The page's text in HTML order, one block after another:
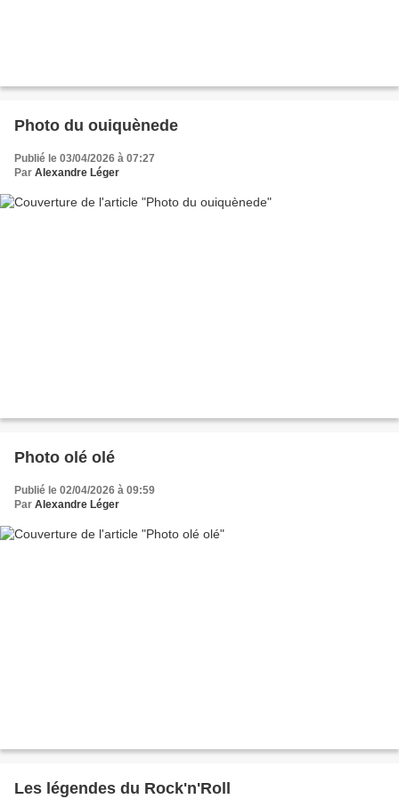
Photo du ouiquènede
Publié le 03/04/2026 à 07:27
Par Alexandre Léger
Photo olé olé
Publié le 02/04/2026 à 09:59
Par Alexandre Léger
Les légendes du Rock'n'Roll